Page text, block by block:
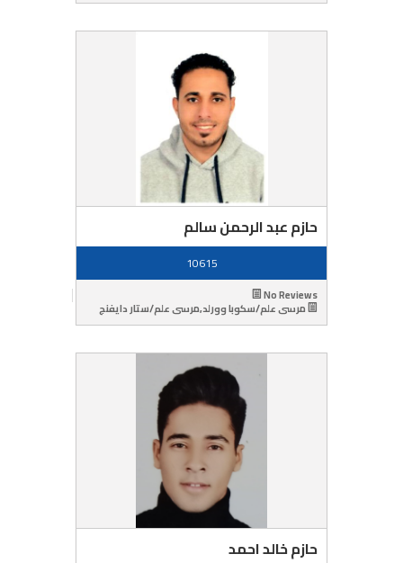
حازم عبد الرحمن سالم
10615
No Reviews
مرسى علم/سكوبا وورلد,مرسى علم/ستار دايفنج
حازم خالد احمد